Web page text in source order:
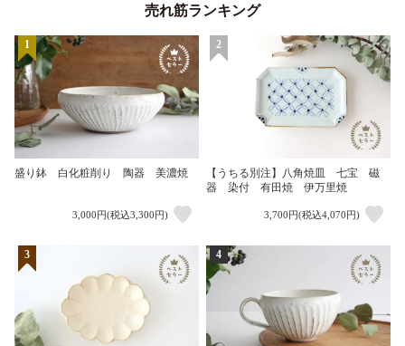
売れ筋ランキング
1
盛り鉢 白化粧削り 陶器 美濃焼
3,000円(税込3,300円)
2
【うちる別注】八角焼皿 七宝 磁
器 染付 有田焼 伊万里焼
3,700円(税込4,070円)
3 4